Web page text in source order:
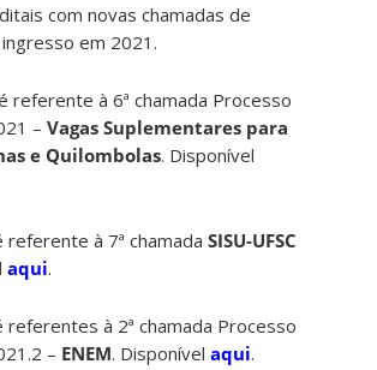
com novas chamadas de
em 2021.
referente à 6ª chamada Processo
–Vagas Suplementares para
e Quilombolas. Disponível
referente à 7ª chamadaSISU-UFSC
aqui.
referentes à 2ª chamada Processo
– ENEM. Disponívelaqui.